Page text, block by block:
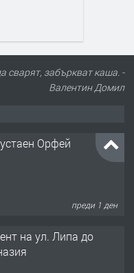
сварят, забъркват каша. -
Валентин Домил
Орфей
преди 1 ден
на ул. Липа до